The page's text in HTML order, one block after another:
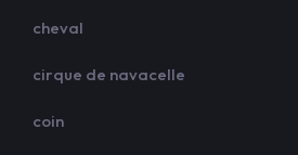
cheval
cirque de navacelle
coin